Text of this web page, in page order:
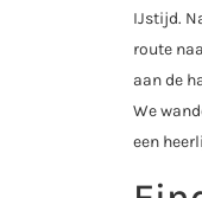
IJstijd.
route
aan de
We
een